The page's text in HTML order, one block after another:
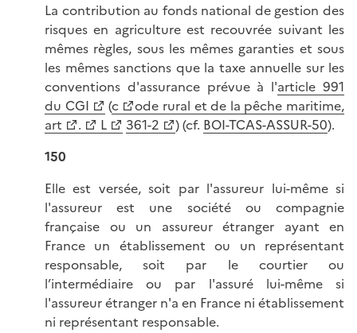
La contribution au fonds national de gestion des
risques en agriculture est recouvrée suivant les
mêmes règles, sous les mêmes garanties et sous
les mêmes sanctions que la taxe annuelle sur les
conventions d'assurance prévue à l'article 991
du CGI
(c
ode rural et de la pêche maritime,
art
. L 361-2 ) (cf. BOI-TCAS-ASSUR-50).
150
Elle est versée, soit par l'assureur lui-même si
l'assureur est une société ou compagnie
française ou un assureur étranger ayant en
France un établissement ou un représentant
responsable, soit par le courtier ou
l’intermédiaire ou par l'assuré lui-même si
l'assureur étranger n'a en France ni établissement
ni représentant responsable.